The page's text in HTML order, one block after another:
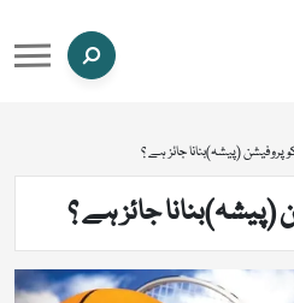
پروفیشن (پیشہ)بنانا جائز ہے ؟
(پیشہ)بنانا جائز ہے ؟